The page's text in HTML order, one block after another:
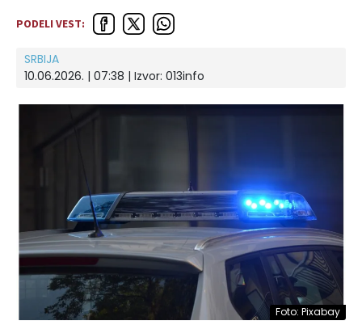
PODELI VEST:
SRBIJA
10.06.2026. | 07:38 | Izvor: 013info
Foto: Pixabay